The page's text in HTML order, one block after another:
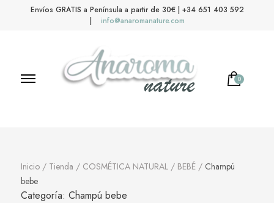
Envíos GRATIS a Península a partir de 30€ | +34 651 403 592
|
info@anaromanature.com
0
Inicio / Tienda / COSMÉTICA NATURAL / BEBÉ / Champú
bebe
Categoría: Champú bebe